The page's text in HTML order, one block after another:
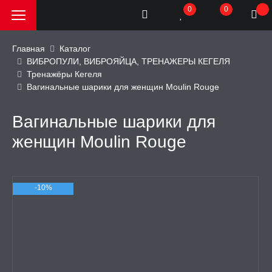
АКЦИИ и
ИГРУШКИ
0 0
Главная
Каталог
ВИБРОПУЛИ, ВИБРОЯЙЦА, ТРЕНАЖЕРЫ КЕГЕЛЯ
Тренажёры Кегеля
Вагинальные шарики для женщин Moulin Rouge
Вагинальные шарики для
женщин Moulin Rouge
-10%